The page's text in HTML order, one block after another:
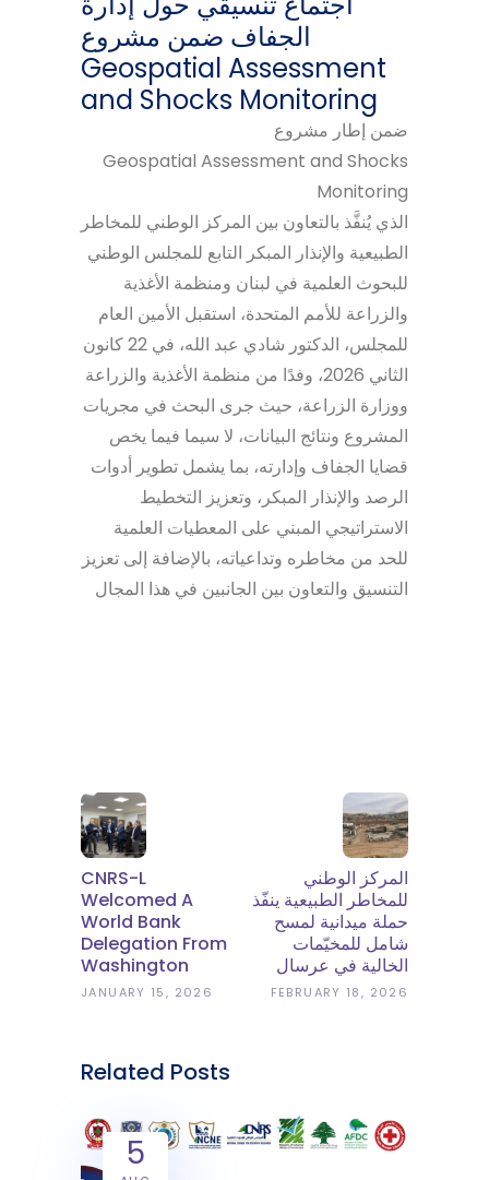
الجفاف ضمن مشروع
Geospatial Assessment
and Shocks Monitoring
ضمن إطار مشروع
Geospatial Assessment and Shocks
Monitoring
الذي يُنفَّذ بالتعاون بين المركز الوطني للمخاطر
الطبيعية والإنذار المبكر التابع للمجلس الوطني
للبحوث العلمية في لبنان ومنظمة الأغذية
والزراعة للأمم المتحدة، استقبل الأمين العام
للمجلس، الدكتور شادي عبد الله، في 22 كانون
الثاني 2026، وفدًا من منظمة الأغذية والزراعة
ووزارة الزراعة، حيث جرى البحث في مجريات
المشروع ونتائج البيانات، لا سيما فيما يخص
قضايا الجفاف وإدارته، بما يشمل تطوير أدوات
الرصد والإنذار المبكر، وتعزيز التخطيط
الاستراتيجي المبني على المعطيات العلمية
للحد من مخاطره وتداعياته، بالإضافة إلى تعزيز
التنسيق والتعاون بين الجانبين في هذا المجال
CNRS-L
Welcomed A
World Bank
Delegation From
Washington
JANUARY 15, 2026
المركز الوطني
للمخاطر الطبيعية ينفّذ
حملة ميدانية لمسح
شامل للمخيّمات
الخالية في عرسال
FEBRUARY 18, 2026
Related Posts
5